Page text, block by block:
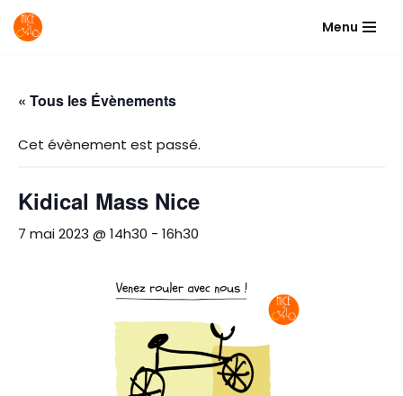
contenu
Menu
« Tous les Évènements
Cet évènement est passé.
Kidical Mass Nice
7 mai 2023 @ 14h30 - 16h30